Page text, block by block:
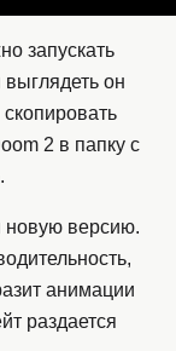
запускать
он
2 в папку с
новую версию.
анимации
раздается